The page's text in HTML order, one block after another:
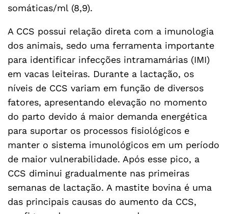
somáticas/ml (8,9).
A CCS possui relação direta com a imunologia
dos animais, sedo uma ferramenta importante
para identificar infecções intramamárias (IMI)
em vacas leiteiras. Durante a lactação, os
níveis de CCS variam em função de diversos
fatores, apresentando elevação no momento
do parto devido á maior demanda energética
para suportar os processos fisiológicos e
manter o sistema imunológicos em um período
de maior vulnerabilidade. Após esse pico, a
CCS diminui gradualmente nas primeiras
semanas de lactação. A mastite bovina é uma
das principais causas do aumento da CCS,